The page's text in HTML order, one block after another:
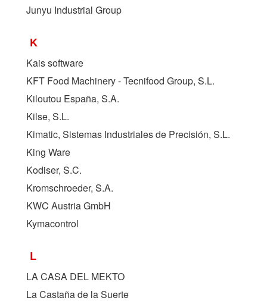
Junyu Industrial Group
K
Kais software
KFT Food Machinery - Tecnifood Group, S.L.
Kiloutou España, S.A.
Kilse, S.L.
Kimatic, Sistemas Industriales de Precisión, S.L.
King Ware
Kodiser, S.C.
Kromschroeder, S.A.
KWC Austria GmbH
Kymacontrol
L
LA CASA DEL MEKTO
La Castaña de la Suerte